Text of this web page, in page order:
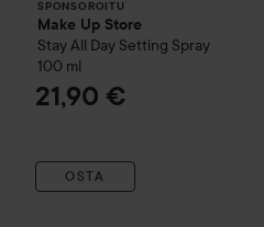
SPONSOROITU
Make Up Store
Stay All Day Setting Spray
100 ml
21,90 €
OSTA